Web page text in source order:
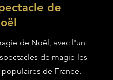
de
de Noël, avec l'un
de magie les
de France.